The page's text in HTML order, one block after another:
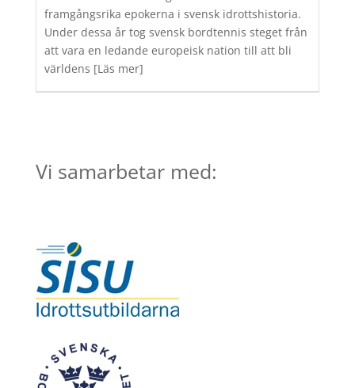
framgångsrika epokerna i svensk idrottshistoria.
Under dessa år tog svensk bordtennis steget från
att vara en ledande europeisk nation till att bli
världens [Läs mer]
Vi samarbetar med: